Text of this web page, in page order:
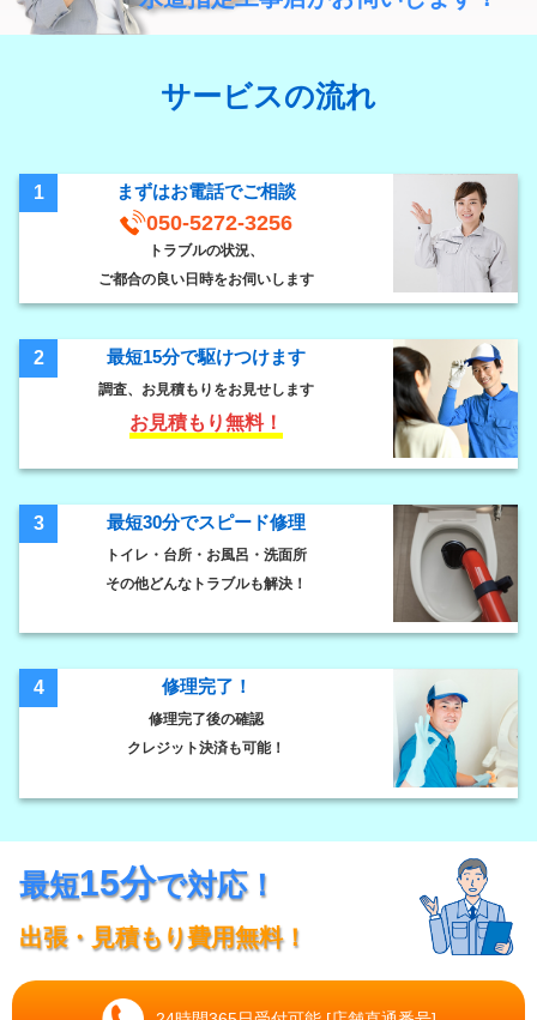
サービスの流れ
1 まずはお電話でご相談
050-5272-3256
トラブルの状況、
ご都合の良い日時をお伺いします
2 最短15分で駆けつけます
調査、お見積もりをお見せします
お見積もり無料！
3 最短30分でスピード修理
トイレ・台所・お風呂・洗面所
その他どんなトラブルも解決！
4 修理完了！
修理完了後の確認
クレジット決済も可能！
最短15分で対応！
出張・見積もり費用無料！